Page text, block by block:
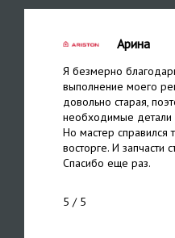
Арина
Я безмерно
выполнение моего
довольно старая,
необходимые
Но мастер справился
восторге. И запчасти
Спасибо еще раз.
5 / 5